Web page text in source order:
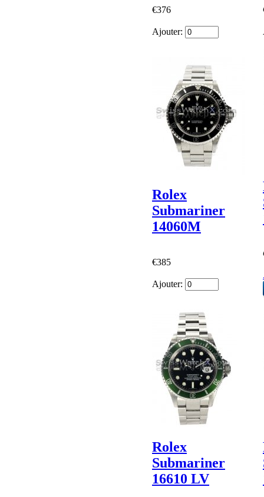
€376
Ajouter:
Rolex
Submariner
14060M
€385
Ajouter:
Rolex
Submariner
16610 LV